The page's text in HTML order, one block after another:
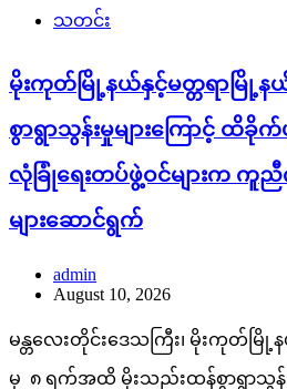
သတင်း
မိုးကုတ်မြို့နယ်နှင့်မတ္တရာမြို့
စွာရွာသွန်းမှုများကြောင့် ထိခိုက်
လုံခြုံရေးတပ်ဖွဲ့ဝင်များက
များဆောင်ရွက်
admin
August 10, 2026
မန္တလေးတိုင်းဒေသကြီး၊ မိုးကု
မှ ၈ ရက်အထိ မိုးသည်းထန်စွာရွာသွ